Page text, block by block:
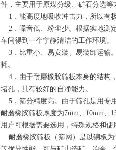
件，主要用于原煤分级、矿石分选等
1．能高度地吸收冲击力，所以有
2．噪音低、粉尘少。根据实地测
车间得到一个宁静清洁的工作环境。
3．比重小、易安装、易装卸运输
耗。
4．由于耐磨橡胶筛板本身的结构
堵孔，具有较好的自净能力。
5．筛分精度高。由于筛孔是用专
耐磨橡胶筛板厚度为7mm、10mm、
用户可根据需要选用，特殊规格和使
耐磨橡胶筛板（筛网）是以钢板为